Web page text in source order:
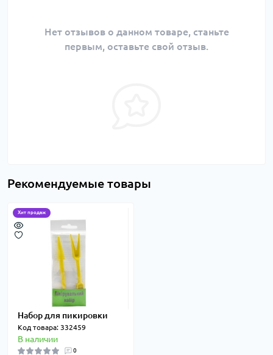
Нет отзывов о данном товаре, станьте
первым, оставьте свой отзыв.
Рекомендуемые товары
Хит продаж
Набор для пикировки
Код товара: 332459
В наличии
0